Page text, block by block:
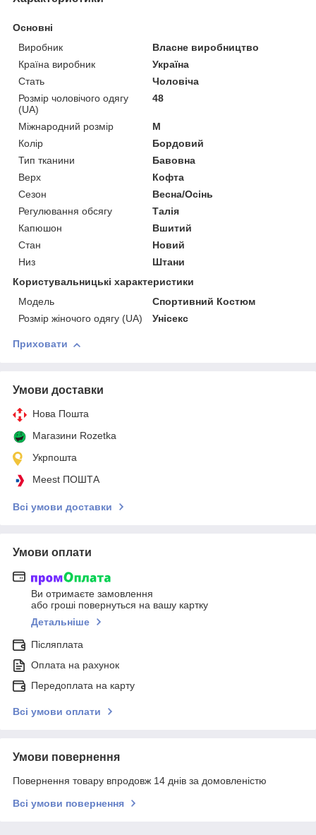
Основні
Виробник
Власне виробництво
Країна виробник
Україна
Стать
Чоловіча
Розмір чоловічого одягу
(UA)
48
Міжнародний розмір
M
Колір
Бордовий
Тип тканини
Бавовна
Верх
Кофта
Сезон
Весна/Осінь
Регулювання обсягу
Талія
Капюшон
Вшитий
Стан
Новий
Низ
Штани
Користувальницькі характеристики
Модель
Спортивний Костюм
Розмір жіночого одягу (UA)
Унісекс
Приховати
Умови доставки
Нова Пошта
Магазини Rozetka
Укрпошта
Meest ПОШТА
Всі умови доставки
Умови оплати
Ви отримаєте замовлення
або гроші повернуться на вашу картку
Детальніше
Післяплата
Оплата на рахунок
Передоплата на карту
Всі умови оплати
Умови повернення
Повернення товару впродовж 14 днів за домовленістю
Всі умови повернення